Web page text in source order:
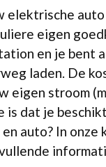
eigen
en je bent
laden. De
eigen stroom
dat je
auto? In